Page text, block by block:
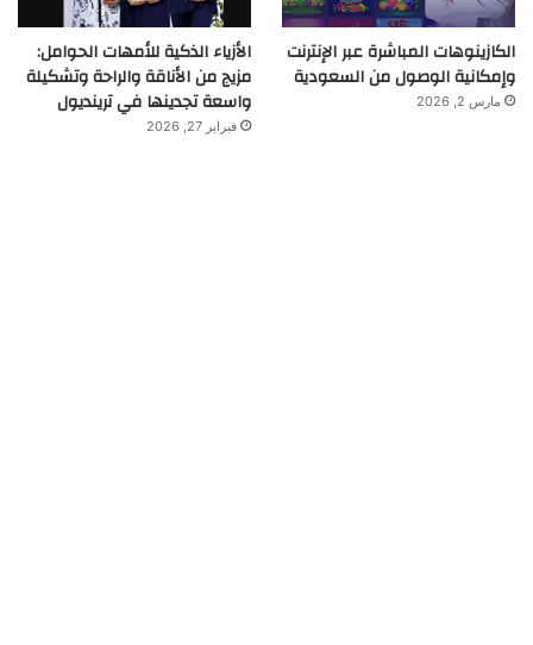
الكازينوهات المباشرة عبر الإنترنت
وإمكانية الوصول من السعودية
مارس 2, 2026
الأزياء الذكية للأمهات الحوامل:
مزيج من الأناقة والراحة وتشكيلة
واسعة تجدينها في ترينديول
فبراير 27, 2026